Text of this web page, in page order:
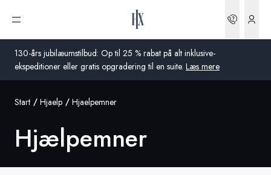
130-års jubilæumstilbud: Op til 25 % rabat på alt inklusive-
ekspeditioner eller gratis opgradering til en suite. Læs mere
Åbn menu
Australien
Global
Start Hjaelp Hjaelpemner
Hjælpemner